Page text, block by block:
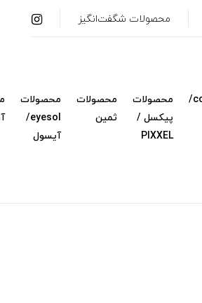
محصولات شگفت‌انگیز
comeon/
محصولات
پیکسل /
PIXXEL
محصولات
ثمین
محصولات
eyesol/
آیسول